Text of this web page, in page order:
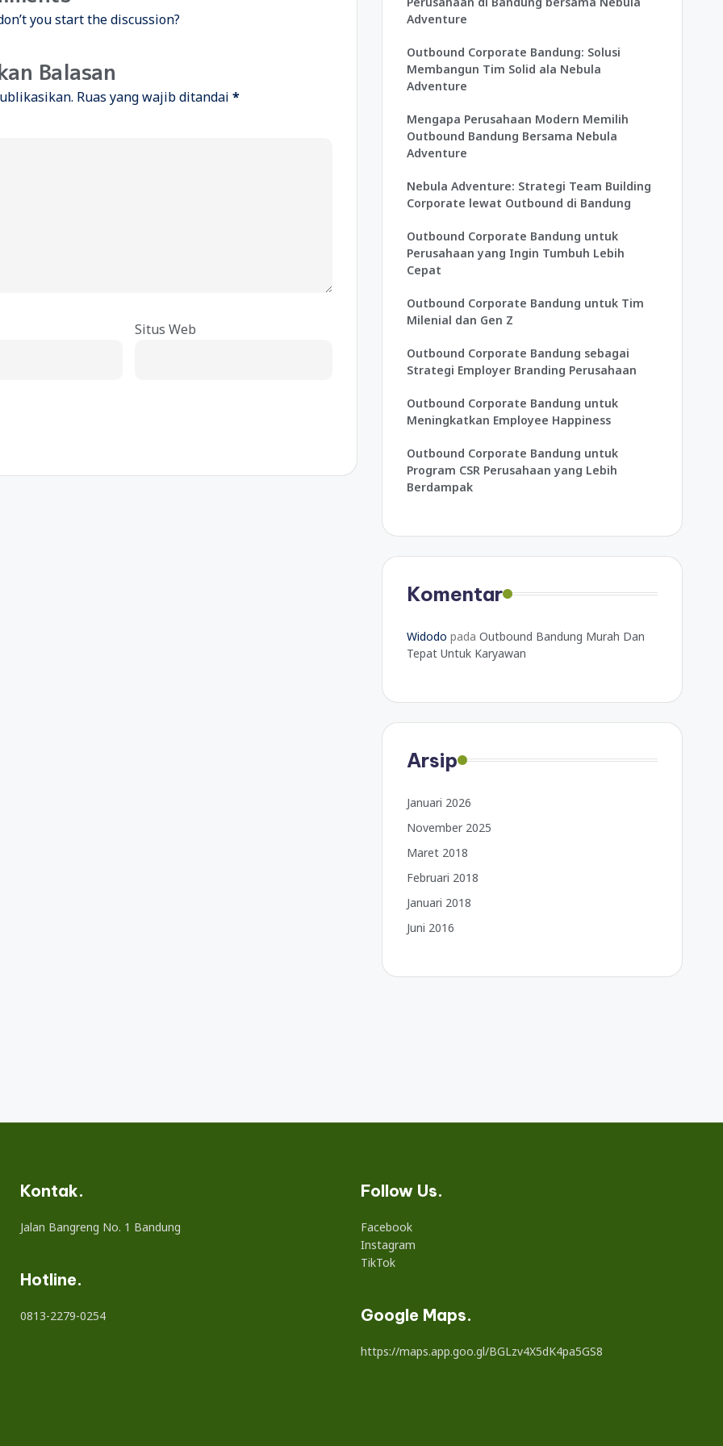
you start the discussion?
Balasan
Ruas yang wajib ditandai*
Situs Web
Adventure
Outbound Corporate Bandung: Solusi
Membangun Tim Solid ala Nebula
Adventure
Mengapa Perusahaan Modern Memilih
Outbound Bandung Bersama Nebula
Adventure
Nebula Adventure: Strategi Team Building
Corporate lewat Outbound di Bandung
Outbound Corporate Bandung untuk
Perusahaan yang Ingin Tumbuh Lebih
Cepat
Outbound Corporate Bandung untuk Tim
Milenial dan Gen Z
Outbound Corporate Bandung sebagai
Strategi Employer Branding Perusahaan
Outbound Corporate Bandung untuk
Meningkatkan Employee Happiness
Outbound Corporate Bandung untuk
Program CSR Perusahaan yang Lebih
Berdampak
Komentar
Widodo pada Outbound Bandung Murah Dan
Tepat Untuk Karyawan
Arsip
Januari 2026
November 2025
Maret 2018
Februari 2018
Januari 2018
Juni 2016
Kontak.
Jalan Bangreng No. 1 Bandung
Hotline.
0813-2279-0254
Follow Us.
Facebook
Instagram
TikTok
Google Maps.
https://maps.app.goo.gl/BGLzv4X5dK4pa5GS8